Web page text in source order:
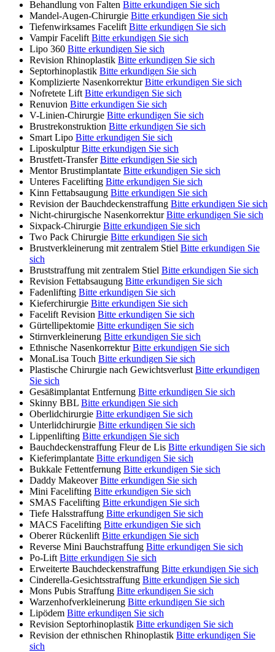
Behandlung von Falten Bitte erkundigen Sie sich
Mandel-Augen-Chirurgie Bitte erkundigen Sie sich
Tiefenwirksames Facelift Bitte erkundigen Sie sich
Vampir Facelift Bitte erkundigen Sie sich
Lipo 360 Bitte erkundigen Sie sich
Revision Rhinoplastik Bitte erkundigen Sie sich
Septorhinoplastik Bitte erkundigen Sie sich
Komplizierte Nasenkorrektur Bitte erkundigen Sie sich
Nofretete Lift Bitte erkundigen Sie sich
Renuvion Bitte erkundigen Sie sich
V-Linien-Chirurgie Bitte erkundigen Sie sich
Brustrekonstruktion Bitte erkundigen Sie sich
Smart Lipo Bitte erkundigen Sie sich
Liposkulptur Bitte erkundigen Sie sich
Brustfett-Transfer Bitte erkundigen Sie sich
Mentor Brustimplantate Bitte erkundigen Sie sich
Unteres Facelifting Bitte erkundigen Sie sich
Kinn Fettabsaugung Bitte erkundigen Sie sich
Revision der Bauchdeckenstraffung Bitte erkundigen Sie sich
Nicht-chirurgische Nasenkorrektur Bitte erkundigen Sie sich
Sixpack-Chirurgie Bitte erkundigen Sie sich
Two Pack Chirurgie Bitte erkundigen Sie sich
Brustverkleinerung mit zentralem Stiel Bitte erkundigen Sie
sich
Bruststraffung mit zentralem Stiel Bitte erkundigen Sie sich
Revision Fettabsaugung Bitte erkundigen Sie sich
Fadenlifting Bitte erkundigen Sie sich
Kieferchirurgie Bitte erkundigen Sie sich
Facelift Revision Bitte erkundigen Sie sich
Gürtellipektomie Bitte erkundigen Sie sich
Stirnverkleinerung Bitte erkundigen Sie sich
Ethnische Nasenkorrektur Bitte erkundigen Sie sich
MonaLisa Touch Bitte erkundigen Sie sich
Plastische Chirurgie nach Gewichtsverlust Bitte erkundigen
Sie sich
Gesäßimplantat Entfernung Bitte erkundigen Sie sich
Skinny BBL Bitte erkundigen Sie sich
Oberlidchirurgie Bitte erkundigen Sie sich
Unterlidchirurgie Bitte erkundigen Sie sich
Lippenlifting Bitte erkundigen Sie sich
Bauchdeckenstraffung Fleur de Lis Bitte erkundigen Sie sich
Kieferimplantate Bitte erkundigen Sie sich
Bukkale Fettentfernung Bitte erkundigen Sie sich
Daddy Makeover Bitte erkundigen Sie sich
Mini Facelifting Bitte erkundigen Sie sich
SMAS Facelifting Bitte erkundigen Sie sich
Tiefe Halsstraffung Bitte erkundigen Sie sich
MACS Facelifting Bitte erkundigen Sie sich
Oberer Rückenlift Bitte erkundigen Sie sich
Reverse Mini Bauchstraffung Bitte erkundigen Sie sich
Po-Lift Bitte erkundigen Sie sich
Erweiterte Bauchdeckenstraffung Bitte erkundigen Sie sich
Cinderella-Gesichtsstraffung Bitte erkundigen Sie sich
Mons Pubis Straffung Bitte erkundigen Sie sich
Warzenhofverkleinerung Bitte erkundigen Sie sich
Lipödem Bitte erkundigen Sie sich
Revision Septorhinoplastik Bitte erkundigen Sie sich
Revision der ethnischen Rhinoplastik Bitte erkundigen Sie
sich